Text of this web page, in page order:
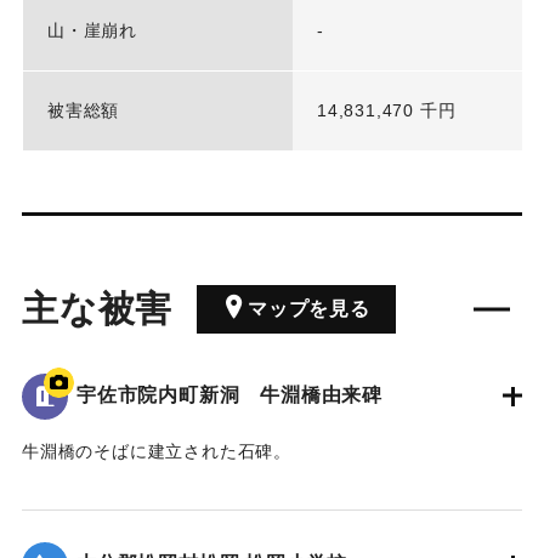
山・崖崩れ -
被害総額 14,831,470 千円
主な被害 マップを見る
宇佐市院内町新洞 牛淵橋由来碑
牛淵橋のそばに建立された石碑。
側にある沖地区と北山地区の交通が寸断された。
その後、新たな橋が架けられたことを記念し、通行人に伝え